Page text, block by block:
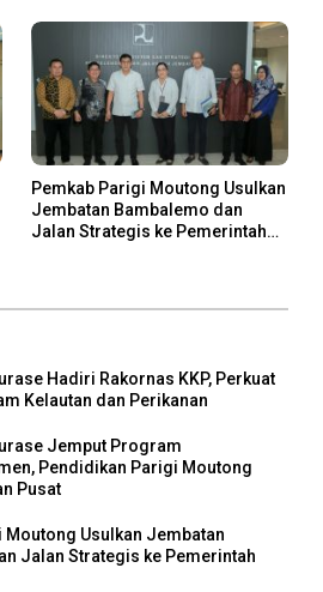
Pemkab Parigi Moutong Usulkan
Jembatan Bambalemo dan
Jalan Strategis ke Pemerintah
Hadiri Rakornas KKP, Perkuat
Kelautan dan Perikanan
Jemput Program
Pendidikan Parigi Moutong
Pusat
Moutong Usulkan Jembatan
Jalan Strategis ke Pemerintah